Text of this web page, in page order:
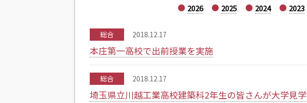
2026 2025 2024 2023
総合 2018.12.17
本庄第一高校で出前授業を実施
総合 2018.12.17
埼玉県立川越工業高校建築科2年生の皆さんが大学見学